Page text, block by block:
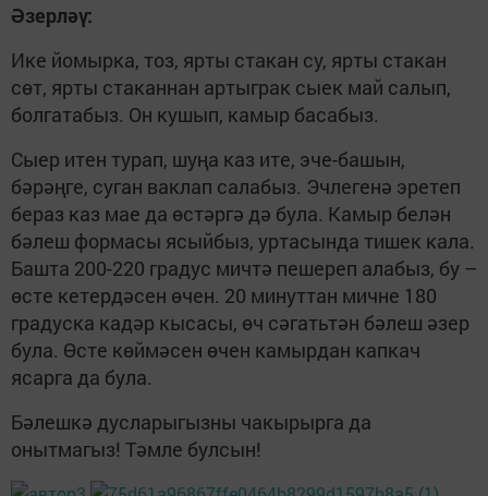
Әзерләү:
Ике йомырка, тоз, ярты стакан су, ярты стакан
сөт, ярты стаканнан артыграк сыек май салып,
болгатабыз. Он кушып, камыр басабыз.
Сыер итен турап, шуңа каз ите, эче-башын,
бәрәңге, суган ваклап салабыз. Эчлегенә эретеп
бераз каз мае да өстәргә дә була. Камыр белән
бәлеш формасы ясыйбыз, уртасында тишек кала.
Башта 200-220 градус мичтә пешереп алабыз, бу –
өсте кетердәсен өчен. 20 минуттан мичне 180
градуска кадәр кысасы, өч сәгатьтән бәлеш әзер
була. Өсте көймәсен өчен камырдан капкач
ясарга да була.
Бәлешкә дусларыгызны чакырырга да
онытмагыз! Тәмле булсын!